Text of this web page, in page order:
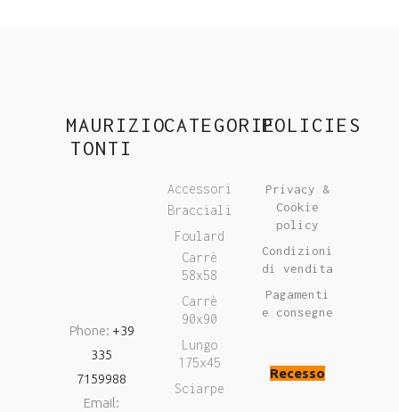
MAURIZIO
TONTI
Phone: +39
335
7159988
Email:
CATEGORIE
Accessori
Bracciali
Foulard
Carrè
58x58
Carrè
90x90
Lungo
175x45
Sciarpe
POLICIES
Privacy &
Cookie
policy
Condizioni
di vendita
Pagamenti
e consegne
Recesso